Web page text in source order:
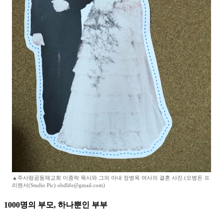
▲주사랑공동체교회 이종락 목사와 그의 아내 정병옥 여사의 결혼 사진.(오병돈 프
리랜서(Studio Pic) obdlife@gmail.com)
1000명의 부모, 하나뿐인 부부